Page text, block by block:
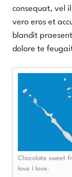
consequat, vel
vero eros et
blandit
dolore te
Chocolate sweet
love I love.